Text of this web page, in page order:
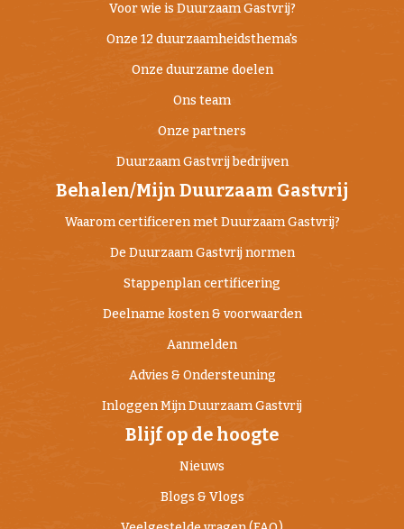
Voor wie is Duurzaam Gastvrij?
Onze 12 duurzaamheidsthema's
Onze duurzame doelen
Ons team
Onze partners
Duurzaam Gastvrij bedrijven
Behalen/Mijn Duurzaam Gastvrij
Waarom certificeren met Duurzaam Gastvrij?
De Duurzaam Gastvrij normen
Stappenplan certificering
Deelname kosten & voorwaarden
Aanmelden
Advies & Ondersteuning
Inloggen Mijn Duurzaam Gastvrij
Blijf op de hoogte
Nieuws
Blogs & Vlogs